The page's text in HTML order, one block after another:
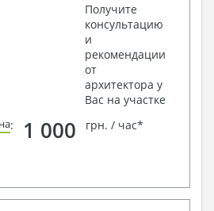
Получите
консультацию
и
рекомендации
от
архитектора у
Вас на участке
: 1 000 грн. / час*